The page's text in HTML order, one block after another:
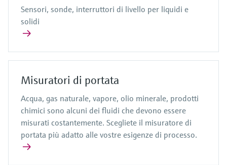
Sensori, sonde, interruttori di livello per liquidi e
solidi
Misuratori di portata
Acqua, gas naturale, vapore, olio minerale, prodotti
chimici sono alcuni dei fluidi che devono essere
misurati costantemente. Scegliete il misuratore di
portata più adatto alle vostre esigenze di processo.